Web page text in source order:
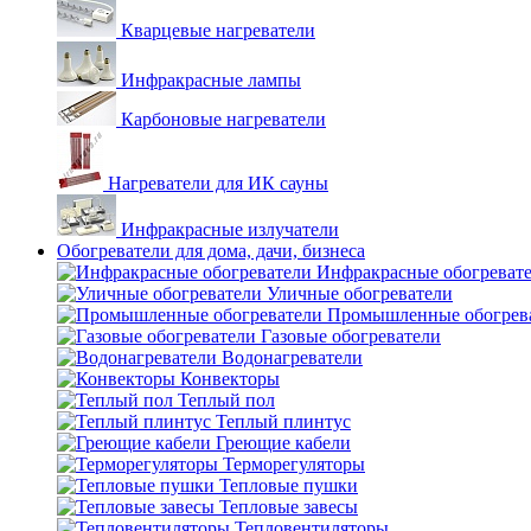
Кварцевые нагреватели
Инфракрасные лампы
Карбоновые нагреватели
Нагреватели для ИК сауны
Инфракрасные излучатели
Обогреватели для дома, дачи, бизнеса
Инфракрасные
Уличные обогреватели
Промышленные
Газовые обогреватели
Водонагреватели
Конвекторы
Теплый пол
Теплый плинтус
Греющие кабели
Терморегуляторы
Тепловые пушки
Тепловые завесы